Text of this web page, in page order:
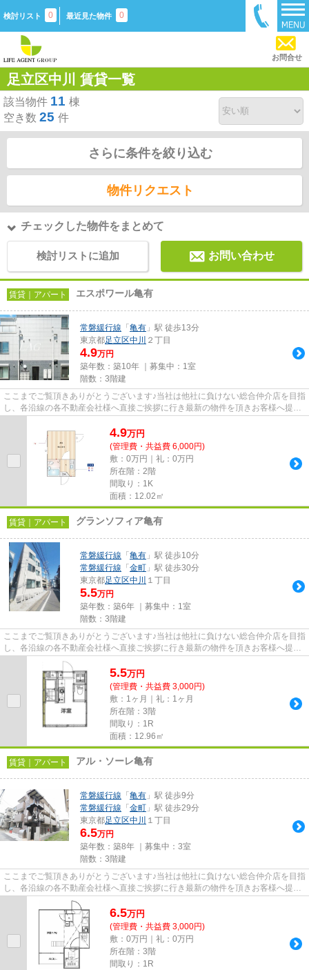
検討リスト 0 最近見た物件 0
お問合せ
足立区中川 賃貸一覧
該当物件 11 棟
空き数 25 件
さらに条件を絞り込む
物件リクエスト
チェックした物件をまとめて
検討リストに追加 お問い合わせ
賃貸｜アパート エスポワール亀有
常磐緩行線 「 亀有 」駅 徒歩13分
東京都足立区中川 ２丁目
4.9万円
築年数：築10年 ｜募集中： 1室
階数：3階建
ここまでご覧頂きありがとうございます♪当社は他社に負けない総合仲介店を目指
し、各沿線の各不動産会社様へ直接ご挨拶に行き最新の物件を頂きお客様へ提供
4.9万円
(管理費・共益費 6,000円)
敷：0万円｜礼：0万円
所在階：2階
間取り：1K
面積：12.02㎡
賃貸｜アパート グランソフィア亀有
常磐緩行線 「 亀有 」駅 徒歩10分
常磐緩行線 「 金町 」駅 徒歩30分
東京都足立区中川 １丁目
5.5万円
築年数：築6年 ｜募集中： 1室
階数：3階建
ここまでご覧頂きありがとうございます♪当社は他社に負けない総合仲介店を目指
し、各沿線の各不動産会社様へ直接ご挨拶に行き最新の物件を頂きお客様へ提供
しております！最新の情報は...
5.5万円
(管理費・共益費 3,000円)
敷：1ヶ月｜礼：1ヶ月
所在階：3階
間取り：1R
面積：12.96㎡
賃貸｜アパート アル・ソーレ亀有
常磐緩行線 「 亀有 」駅 徒歩9分
常磐緩行線 「 金町 」駅 徒歩29分
東京都足立区中川 １丁目
6.5万円
築年数：築8年 ｜募集中： 3室
階数：3階建
ここまでご覧頂きありがとうございます♪当社は他社に負けない総合仲介店を目指
し、各沿線の各不動産会社様へ直接ご挨拶に行き最新の物件を頂きお客様へ提供
しております！最新の情報は...
6.5万円
(管理費・共益費 3,000円)
敷：0万円｜礼：0万円
所在階：3階
間取り：1R